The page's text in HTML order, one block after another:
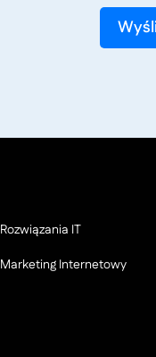
Rozwiązania IT
Marketing Internetowy